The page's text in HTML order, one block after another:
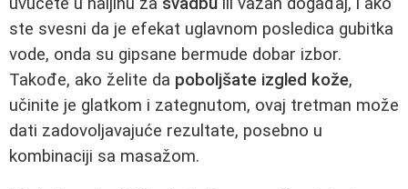
ste svesni da je efekat uglavnom posledica gubitka
vode, onda su gipsane bermude dobar izbor.
Takođe, ako želite da poboljšate izgled kože,
učinite je glatkom i zategnutom, ovaj tretman može
dati zadovoljavajuće rezultate, posebno u
kombinaciji sa masažom.